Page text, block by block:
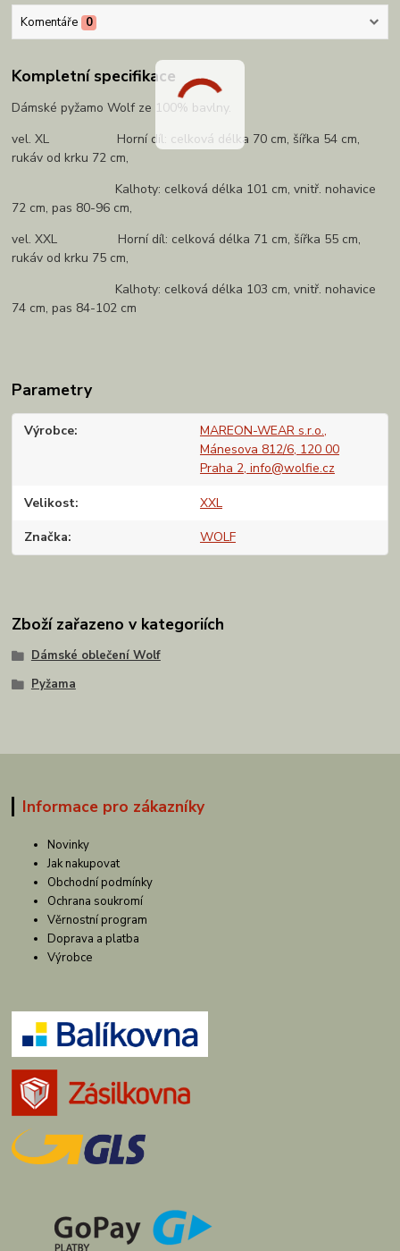
Komentáře 0
Kompletní specifikace
Dámské pyžamo Wolf ze 100% bavlny.
vel. XL Horní díl: celková délka 70 cm, šířka 54 cm,
rukáv od krku 72 cm,
Kalhoty: celková délka 101 cm, vnitř. nohavice
72 cm, pas 80-96 cm,
vel. XXL Horní díl: celková délka 71 cm, šířka 55 cm,
rukáv od krku 75 cm,
Kalhoty: celková délka 103 cm, vnitř. nohavice
74 cm, pas 84-102 cm
Parametry
Výrobce
MAREON-WEAR s.r.o.,
Mánesova 812/6, 120 00
Praha 2, info@wolfie.cz
Velikost XXL
Značka WOLF
Zboží zařazeno v kategoriích
Dámské oblečení Wolf
Pyžama
Informace pro zákazníky
Novinky
Jak nakupovat
Obchodní podmínky
Ochrana soukromí
Věrnostní program
Doprava a platba
Výrobce